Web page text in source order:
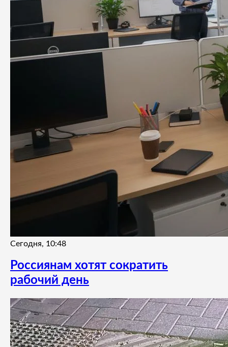
Сегодня, 10:48
Россиянам хотят сократить
рабочий день